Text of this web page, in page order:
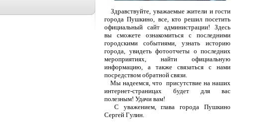
Здравствуйте, уважаемые жители и гости
города Пушкино, все, кто решил посетить
официальный сайт администрации! Здесь
вы сможете ознакомиться с последними
городскими событиями, узнать историю
города, увидеть фотоотчеты о последних
мероприятиях, найти официальную
информацию, а также связаться с нами
посредством обратной связи.
Мы надеемся, что присутствие на наших
интернет-страницах будет для вас
полезным! Удачи вам!
С уважением, глава города Пушкино
Сергей Гулин.